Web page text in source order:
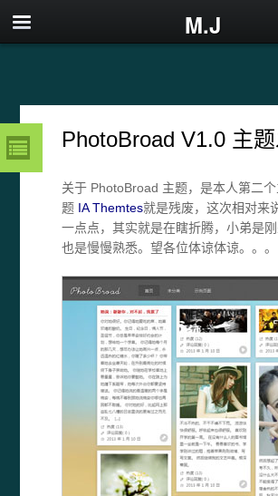
M.J
PhotoBroad V1.0 主
关于 PhotoBroad 主题，是本人第二
题 IA Themtes就是残废，这次相对来
一点点，其实就是在瞎折腾，小弟是
也是慢慢熟悉。望各位体谅体谅。。。